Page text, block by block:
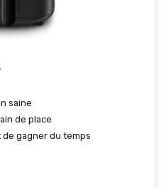
saine
de place
gagner du temps